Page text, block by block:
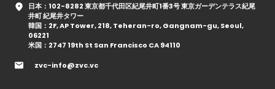
日本：102-8282 東京都千代田区紀尾井町1番3号 東京ガーデンテラス紀尾
井町 紀尾井タワー
韓国：2F, AP Tower, 218, Teheran-ro, Gangnam-gu, Seoul,
06221
米国：2747 19th St San Francisco CA 94110
zvc-info@zvc.vc